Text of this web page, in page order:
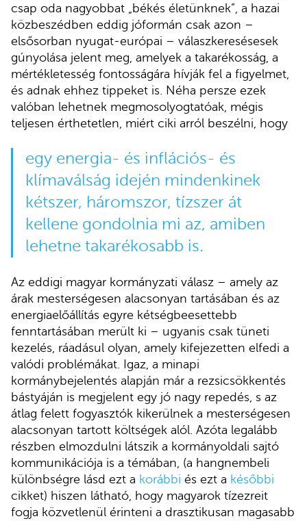
csap oda nagyobbat „békés életünknek”, a hazai
közbeszédben eddig jóformán csak azon –
elsősorban nyugat-európai – válaszkeresésesek
gúnyolása jelent meg, amelyek a takarékosság, a
mértékletesség fontosságára hívják fel a figyelmet,
és adnak ehhez tippeket is. Néha persze ezek
valóban lehetnek megmosolyogtatóak, mégis
teljesen érthetetlen, miért ciki arról beszélni, hogy
egy energia- és inflációs- és
klímaválság idején mindenkinek
kétszer, háromszor, tízszer át
kellene gondolnia mi az, amiben
lehetne takarékosabb is.
Az eddigi magyar kormányzati válasz – amely az
árak mesterségesen alacsonyan tartásában és az
energiaelőállítás egyre kétségbeesettebb
fenntartásában merült ki – ugyanis csak tüneti
kezelés, ráadásul olyan, amely kifejezetten elfedi a
valódi problémákat. Igaz, a minapi
kormánybejelentés alapján már a rezsicsökkentés
bástyáján is megjelent egy jó nagy repedés, s az
átlag felett fogyasztók kikerülnek a mesterségesen
alacsonyan tartott költségek alól. Azóta legalább
részben elmozdulni látszik a kormányoldali sajtó
kommunikációja is a témában, (a hangnembeli
különbségre lásd ezt a korábbi és ezt a későbbi
cikket) hiszen látható, hogy magyarok tízezreit
fogja közvetlenül érinteni a drasztikusan magasabb